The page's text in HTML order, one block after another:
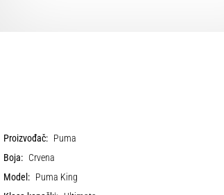
Proizvođač: Puma
Boja: Crvena
Model: Puma King